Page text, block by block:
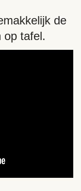
de
op tafel.